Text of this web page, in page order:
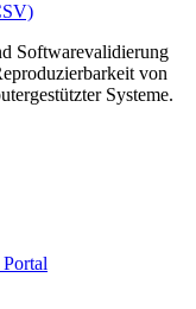
Softwarevalidierung
von
Systeme.